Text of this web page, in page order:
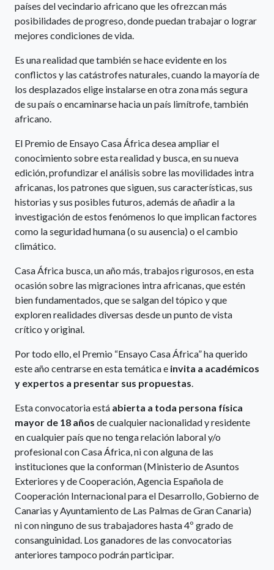
países del vecindario africano que les ofrezcan más
posibilidades de progreso, donde puedan trabajar o lograr
mejores condiciones de vida.
Es una realidad que también se hace evidente en los
conflictos y las catástrofes naturales, cuando la mayoría de
los desplazados elige instalarse en otra zona más segura
de su país o encaminarse hacia un país limítrofe, también
africano.
El Premio de Ensayo Casa África desea ampliar el
conocimiento sobre esta realidad y busca, en su nueva
edición, profundizar el análisis sobre las movilidades intra
africanas, los patrones que siguen, sus características, sus
historias y sus posibles futuros, además de añadir a la
investigación de estos fenómenos lo que implican factores
como la seguridad humana (o su ausencia) o el cambio
climático.
Casa África busca, un año más, trabajos rigurosos, en esta
ocasión sobre las migraciones intra africanas, que estén
bien fundamentados, que se salgan del tópico y que
exploren realidades diversas desde un punto de vista
crítico y original.
Por todo ello, el Premio “Ensayo Casa África” ha querido
este año centrarse en esta temática e invita a académicos
y expertos a presentar sus propuestas.
Esta convocatoria está abierta a toda persona física
mayor de 18 años de cualquier nacionalidad y residente
en cualquier país que no tenga relación laboral y/o
profesional con Casa África, ni con alguna de las
instituciones que la conforman (Ministerio de Asuntos
Exteriores y de Cooperación, Agencia Española de
Cooperación Internacional para el Desarrollo, Gobierno de
Canarias y Ayuntamiento de Las Palmas de Gran Canaria)
ni con ninguno de sus trabajadores hasta 4º grado de
consanguinidad. Los ganadores de las convocatorias
anteriores tampoco podrán participar.